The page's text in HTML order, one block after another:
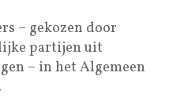
– gekozen door
partijen uit
– in het Algemeen